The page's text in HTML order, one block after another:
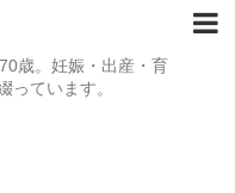
歳。妊娠・出産・育
っています。